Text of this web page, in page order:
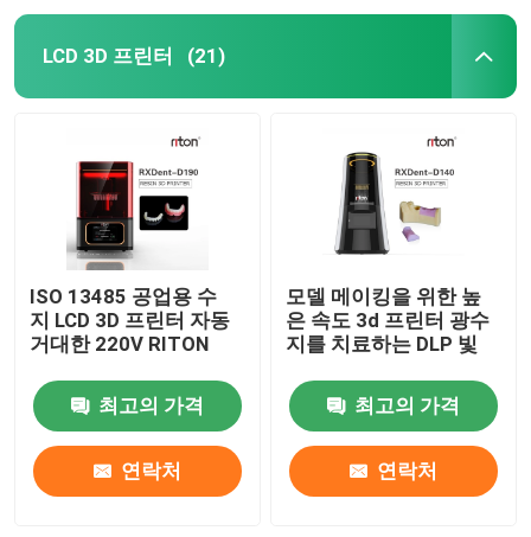
LCD 3D 프린터 (21)
ISO 13485 공업용 수
지 LCD 3D 프린터 자동
거대한 220V RITON
최고의 가격
연락처
모델 메이킹을 위한 높
은 속도 3d 프린터 광수
지를 치료하는 DLP 빛
최고의 가격
연락처